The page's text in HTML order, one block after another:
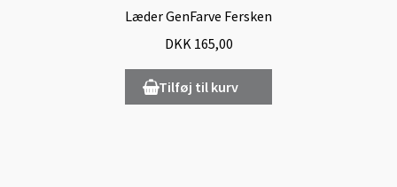
Læder GenFarve Fersken
DKK 165,00
Tilføj til kurv